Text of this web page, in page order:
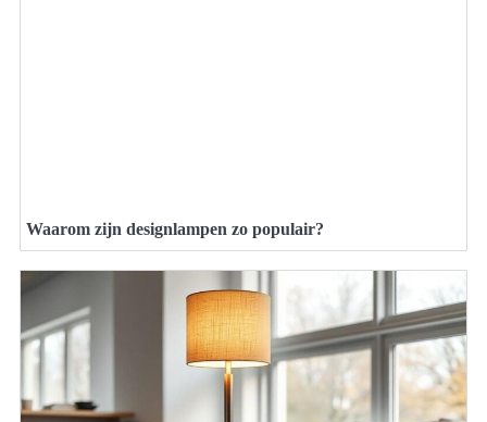
Waarom zijn designlampen zo populair?